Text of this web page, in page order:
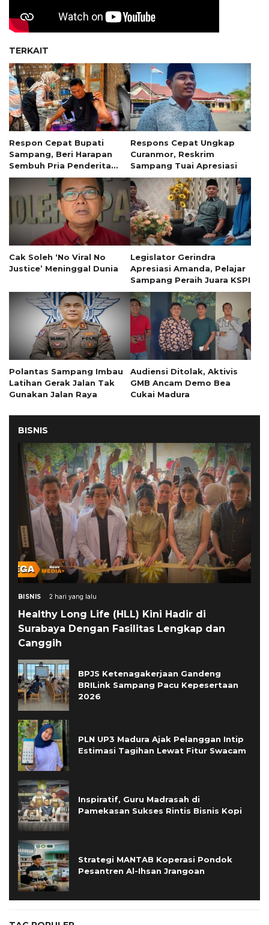
TERKAIT
Respon Cepat Bupati
Sampang, Beri Harapan
Sembuh Pria Penderita
Tumor 13 Tahun
Respons Cepat Ungkap
Curanmor, Reskrim
Sampang Tuai Apresiasi
Cak Soleh ‘No Viral No
Justice’ Meninggal Dunia
Legislator Gerindra
Apresiasi Amanda, Pelajar
Sampang Peraih Juara KSPI
Polantas Sampang Imbau
Latihan Gerak Jalan Tak
Gunakan Jalan Raya
Audiensi Ditolak, Aktivis
GMB Ancam Demo Bea
Cukai Madura
BISNIS
BISNIS 2 hari yang lalu
Healthy Long Life (HLL) Kini Hadir di
Surabaya Dengan Fasilitas Lengkap dan
Canggih
BPJS Ketenagakerjaan Gandeng
BRILink Sampang Pacu Kepesertaan
2026
PLN UP3 Madura Ajak Pelanggan Intip
Estimasi Tagihan Lewat Fitur Swacam
Inspiratif, Guru Madrasah di
Pamekasan Sukses Rintis Bisnis Kopi
Strategi MANTAB Koperasi Pondok
Pesantren Al-Ihsan Jrangoan